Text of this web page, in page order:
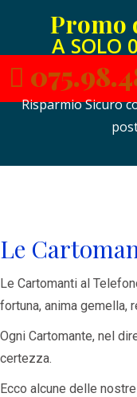
Promo
A SOLO
Risparmio Sicuro
Le
Le Cartomanti al
fortuna, anima gemella,
Ogni Cartomante, nel
certezza.
Ecco alcune delle